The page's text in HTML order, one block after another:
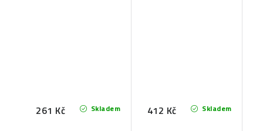
Skladem
261 Kč Skladem
412 Kč